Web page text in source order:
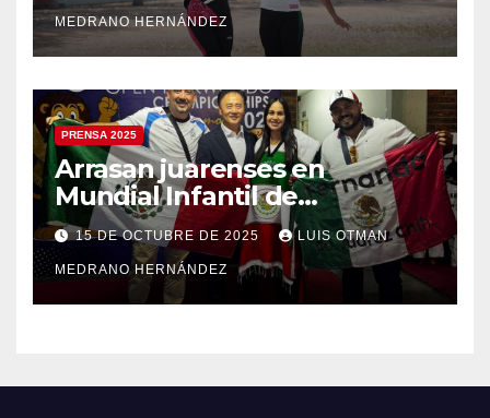
MEDRANO HERNÁNDEZ
PRENSA 2025
Arrasan juarenses en
Mundial Infantil de
Taekwondo
15 DE OCTUBRE DE 2025 LUIS OTMAN
MEDRANO HERNÁNDEZ